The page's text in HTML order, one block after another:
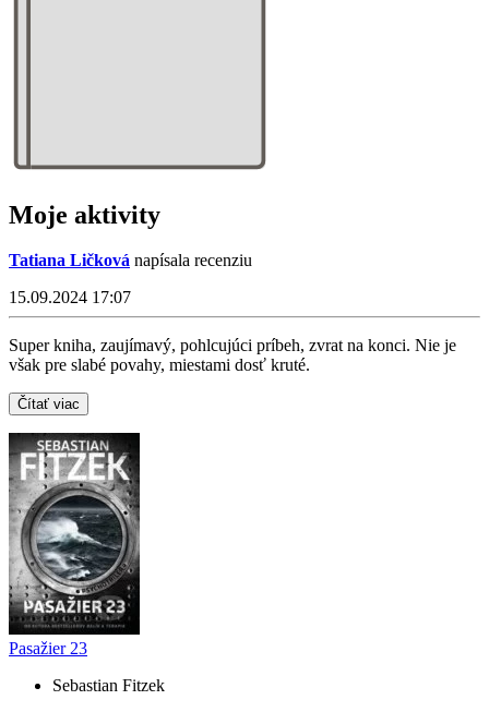
Moje aktivity
Tatiana Ličková napísala recenziu
15.09.2024 17:07
Super kniha, zaujímavý, pohlcujúci príbeh, zvrat na konci. Nie je
však pre slabé povahy, miestami dosť kruté.
Čítať viac
Pasažier 23
Sebastian Fitzek